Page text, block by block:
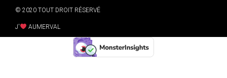
© 2020 TOUT DROIT RÉSERVÉ
J' AUMERVAL